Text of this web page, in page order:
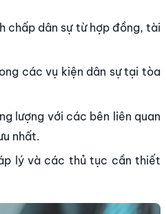
chấp dân sự từ hợp đồng, tài
các vụ kiện dân sự tại tòa
lượng với các bên liên quan
nhất.
lý và các thủ tục cần thiết